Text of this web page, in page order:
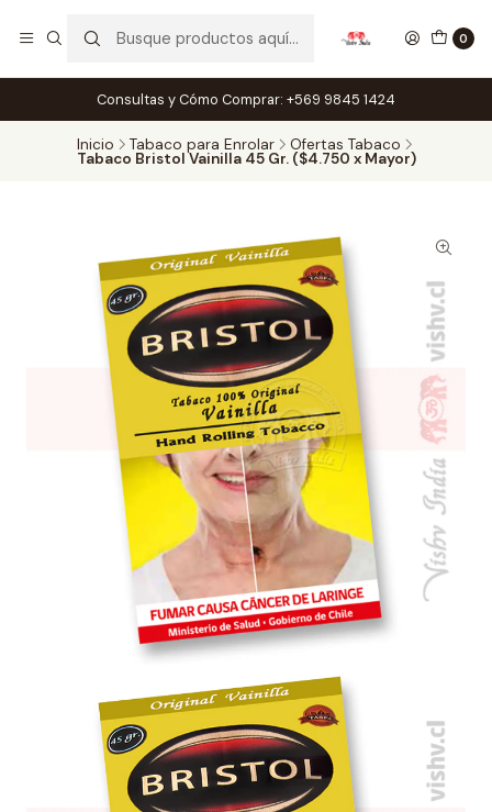
0
Consultas y Cómo Comprar: +569 9845 1424
Inicio Tabaco para Enrolar Ofertas Tabaco
Tabaco Bristol Vainilla 45 Gr. ($4.750 x Mayor)